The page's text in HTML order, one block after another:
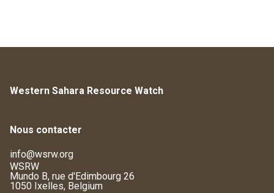
Western Sahara Resource Watch
Nous contacter
info@wsrw.org
WSRW
Mundo B, rue d'Edimbourg 26
1050 Ixelles, Belgium